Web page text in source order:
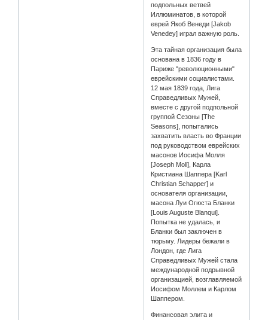
подпольных ветвей
Иллюминатов, в которой
еврей Якоб Венеди [Jakob
Venedey] играл важную роль.
Эта тайная организация была
основана в 1836 году в
Париже "революционными"
еврейскими социалистами.
12 мая 1839 года, Лига
Справедливых Мужей,
вместе с другой подпольной
группой Сезоны [The
Seasons], попытались
захватить власть во Франции
под руководством еврейских
масонов Иосифа Молля
[Joseph Moll], Карла
Кристиана Шаппера [Karl
Christian Schapper] и
основателя организации,
масона Луи Огюста Бланки
[Louis Auguste Blanqui].
Попытка не удалась, и
Бланки был заключен в
тюрьму. Лидеры бежали в
Лондон, где Лига
Справедливых Мужей стала
международной подрывной
организацией, возглавляемой
Иосифом Моллем и Карлом
Шаппером.
Финансовая элита и